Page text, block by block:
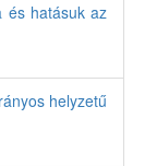
és hatásuk az
helyzetű